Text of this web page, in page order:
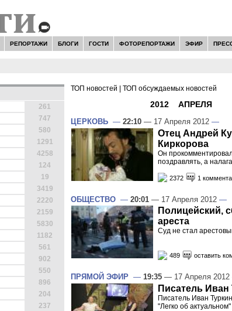
РЕПОРТАЖИ БЛОГИ ГОСТИ ФОТОРЕПОРТАЖИ ЭФИР
261
747
580
1291
4258
124
19
3419
2220
2159
5830
1182
561
902
550
896
204
237
ТОП новостей ТОП обсуждаемых новостей
2012 АПРЕЛЯ
ЦЕРКОВЬ — 22:10 — 17 Апреля 2012 —
Отец Андрей
Киркорова
Он
поздравлять, а
2372 1
ОБЩЕСТВО — 20:01 — 17 Апреля 2012 —
Полицейский,
ареста
Суд не стал
489 оставить
ПРЯМОЙ ЭФИР — 19:35 — 17 Апреля 2012
Писатель Иван
Писатель Иван
"Легко об актуальном"